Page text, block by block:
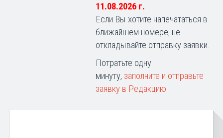
11.08.2026 г.
Если Вы хотите напечататься в
ближайшем номере, не
откладывайте отправку заявки.
Потратьте одну
минуту, заполните и отправьте
заявку в Редакцию